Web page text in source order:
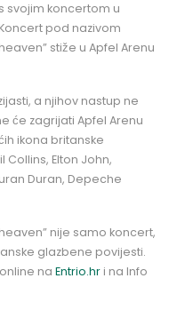
svojim koncertom u
pod nazivom
stiže u Apfel Arenu
a njihov nastup ne
će zagrijati Apfel Arenu
ikona britanske
Elton John,
Duran, Depeche
nije samo koncert,
glazbene povijesti.
na Entrio.hr i na Info